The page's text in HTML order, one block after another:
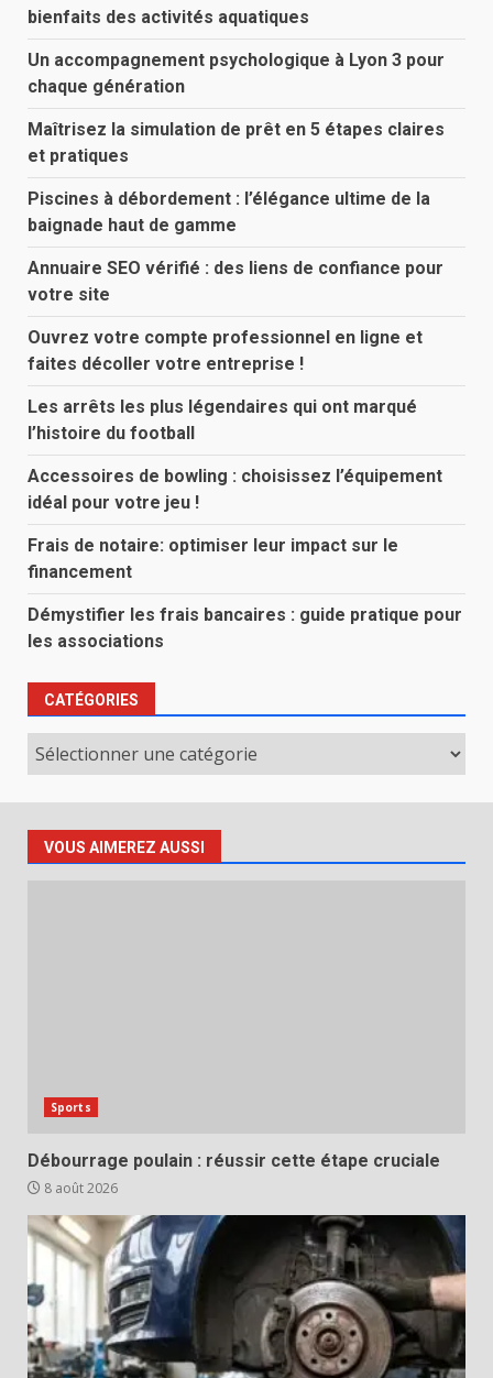
bienfaits des activités aquatiques
Un accompagnement psychologique à Lyon 3 pour
chaque génération
Maîtrisez la simulation de prêt en 5 étapes claires
et pratiques
Piscines à débordement : l’élégance ultime de la
baignade haut de gamme
Annuaire SEO vérifié : des liens de confiance pour
votre site
Ouvrez votre compte professionnel en ligne et
faites décoller votre entreprise !
Les arrêts les plus légendaires qui ont marqué
l’histoire du football
Accessoires de bowling : choisissez l’équipement
idéal pour votre jeu !
Frais de notaire: optimiser leur impact sur le
financement
Démystifier les frais bancaires : guide pratique pour
les associations
CATÉGORIES
Catégories
VOUS AIMEREZ AUSSI
Sports
Débourrage poulain : réussir cette étape cruciale
8 août 2026